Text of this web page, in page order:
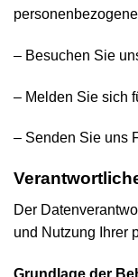
– Besuchen Sie
– Melden Sie sich
– Senden Sie uns
Der
und Nutzung Ihrer
Grundlage der